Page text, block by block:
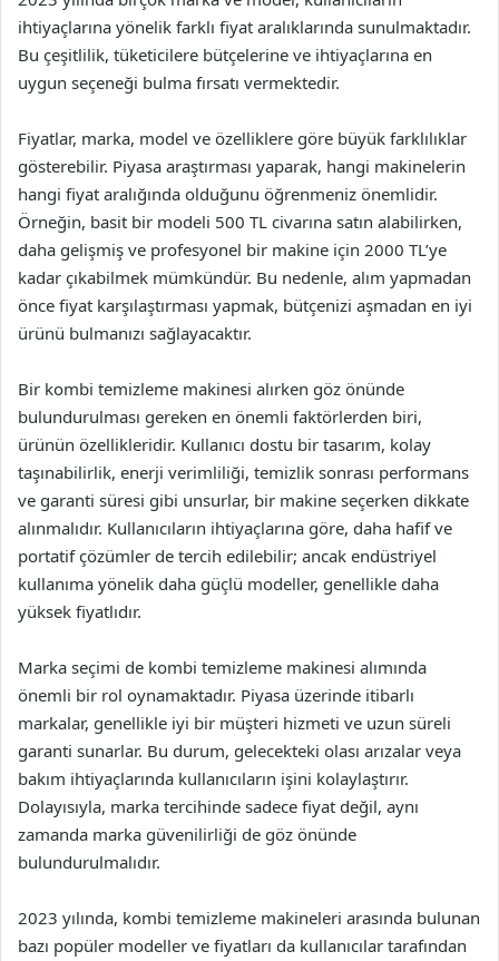
ihtiyaçlarına yönelik farklı fiyat aralıklarında sunulmaktadır.
Bu çeşitlilik, tüketicilere bütçelerine ve ihtiyaçlarına en
uygun seçeneği bulma fırsatı vermektedir.
Fiyatlar, marka, model ve özelliklere göre büyük farklılıklar
gösterebilir. Piyasa araştırması yaparak, hangi makinelerin
hangi fiyat aralığında olduğunu öğrenmeniz önemlidir.
Örneğin, basit bir modeli 500 TL civarına satın alabilirken,
daha gelişmiş ve profesyonel bir makine için 2000 TL’ye
kadar çıkabilmek mümkündür. Bu nedenle, alım yapmadan
önce fiyat karşılaştırması yapmak, bütçenizi aşmadan en iyi
ürünü bulmanızı sağlayacaktır.
Bir kombi temizleme makinesi alırken göz önünde
bulundurulması gereken en önemli faktörlerden biri,
ürünün özellikleridir. Kullanıcı dostu bir tasarım, kolay
taşınabilirlik, enerji verimliliği, temizlik sonrası performans
ve garanti süresi gibi unsurlar, bir makine seçerken dikkate
alınmalıdır. Kullanıcıların ihtiyaçlarına göre, daha hafif ve
portatif çözümler de tercih edilebilir; ancak endüstriyel
kullanıma yönelik daha güçlü modeller, genellikle daha
yüksek fiyatlıdır.
Marka seçimi de kombi temizleme makinesi alımında
önemli bir rol oynamaktadır. Piyasa üzerinde itibarlı
markalar, genellikle iyi bir müşteri hizmeti ve uzun süreli
garanti sunarlar. Bu durum, gelecekteki olası arızalar veya
bakım ihtiyaçlarında kullanıcıların işini kolaylaştırır.
Dolayısıyla, marka tercihinde sadece fiyat değil, aynı
zamanda marka güvenilirliği de göz önünde
bulundurulmalıdır.
2023 yılında, kombi temizleme makineleri arasında bulunan
bazı popüler modeller ve fiyatları da kullanıcılar tarafından